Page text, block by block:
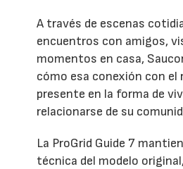
A través de escenas
encuentros con amigos,
momentos en casa,
cómo esa conexión con el
presente en la forma de
relacionarse de su
La ProGrid Guide 7
técnica del modelo